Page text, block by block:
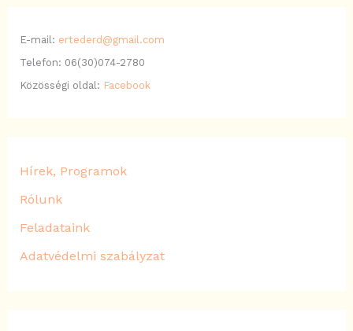
E-mail: ertederd@gmail.com
Telefon: 06(30)074-2780
Közösségi oldal: Facebook
Hírek, Programok
Rólunk
Feladataink
Adatvédelmi szabályzat